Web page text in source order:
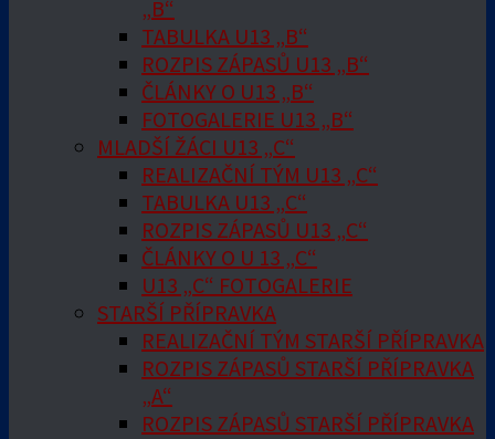
„B“
TABULKA U13 „B“
ROZPIS ZÁPASŮ U13 „B“
ČLÁNKY O U13 „B“
FOTOGALERIE U13 „B“
MLADŠÍ ŽÁCI U13 „C“
REALIZAČNÍ TÝM U13 „C“
TABULKA U13 „C“
ROZPIS ZÁPASŮ U13 „C“
ČLÁNKY O U 13 „C“
U13 „C“ FOTOGALERIE
STARŠÍ PŘÍPRAVKA
REALIZAČNÍ TÝM STARŠÍ PŘÍPRAVKA
ROZPIS ZÁPASŮ STARŠÍ PŘÍPRAVKA
„A“
ROZPIS ZÁPASŮ STARŠÍ PŘÍPRAVKA